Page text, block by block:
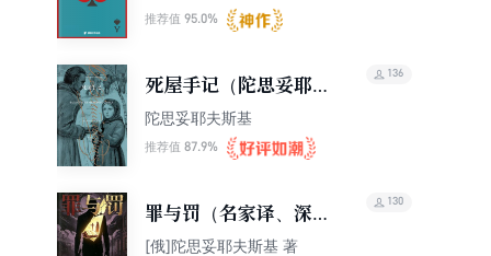
推荐值 95.0%
死屋手记（陀思妥耶夫
斯基文集2015）
陀思妥耶夫斯基
推荐值 87.9%
136
罪与罚（名家译、深度
注释、人物关系图）
[俄]陀思妥耶夫斯基 著
130